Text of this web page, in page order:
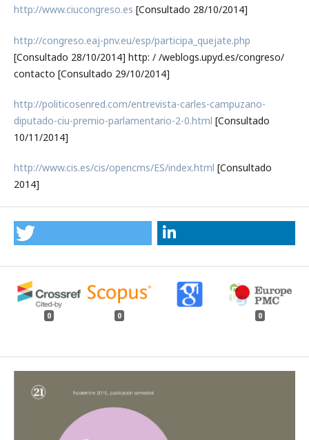
http://www.ciucongreso.es [Consultado 28/10/2014]
http://congreso.eaj-pnv.eu/esp/participa_quejate.php
[Consultado 28/10/2014] http: / /weblogs.upyd.es/congreso/
contacto [Consultado 29/10/2014]
http://politicosenred.com/entrevista-carles-campuzano-
diputado-ciu-premio-parlamentario-2-0.html [Consultado
10/11/2014]
http://www.cis.es/cis/opencms/ES/index.html [Consultado
2014]
0 0 0